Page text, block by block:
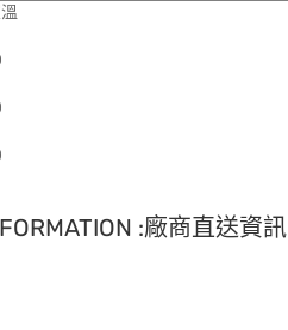
:廠商直送資訊